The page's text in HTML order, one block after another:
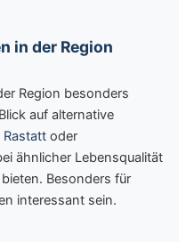
in der Region
Region besonders
auf alternative
Rastatt oder
ähnlicher Lebensqualität
Besonders für
interessant sein.